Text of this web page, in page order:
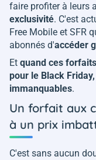
faire profiter à leurs
exclusivité. C'est
Free Mobile et SFR
abonnés d'accéder
Et quand ces
pour le Black
immanquables.
Un forfait aux
à un prix
C'est sans aucun